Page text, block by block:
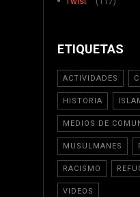
ETIQUETAS
ACTIVIDADES
HISTORIA
MEDIOS DE
MUSULMANES
RACISMO
VIDEOS